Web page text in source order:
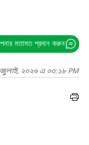
মতামত প্রদান করুন
জুলাই, ২০২৬ এ ০৩:১৮ PM